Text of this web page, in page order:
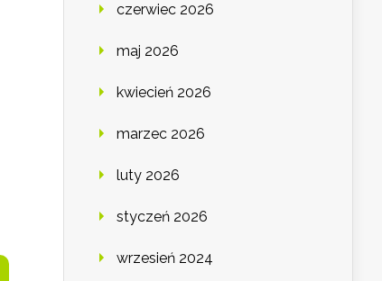
czerwiec 2026
maj 2026
kwiecień 2026
marzec 2026
luty 2026
styczeń 2026
wrzesień 2024